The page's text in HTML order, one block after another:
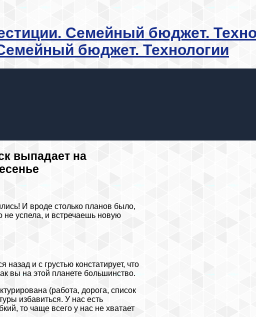
бюджет. Технологии
выпадает на
И вроде столько планов было,
не успела, и встречаешь новую
и с грустью констатирует, что
вы на этой планете большинство.
(работа, дорога, список
избавиться. У нас есть
то чаще всего у нас не хватает